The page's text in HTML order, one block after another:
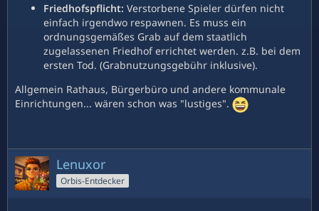
Friedhofspflicht: Verstorbene Spieler dürfen nicht
einfach irgendwo respawnen. Es muss ein
ordnungsgemäßes Grab auf dem staatlich
zugelassenen Friedhof errichtet werden. z.B. bei dem
ersten Tod. (Grabnutzungsgebühr inklusive).
Allgemein Rathaus, Bürgerbüro und andere kommunale
Einrichtungen... wären schon was "lustiges".
Lenuxor
Orbis-Entdecker